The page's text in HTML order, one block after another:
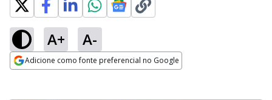
A+ A-
Adicione como fonte preferencial no Google